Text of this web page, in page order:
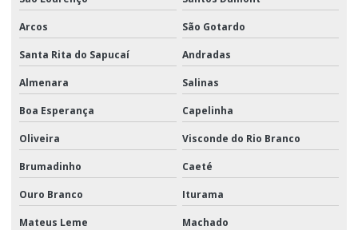
Arcos São Gotardo
Santa Rita do Sapucaí Andradas
Almenara Salinas
Boa Esperança Capelinha
Oliveira Visconde do Rio Branco
Brumadinho Caeté
Ouro Branco Iturama
Mateus Leme Machado